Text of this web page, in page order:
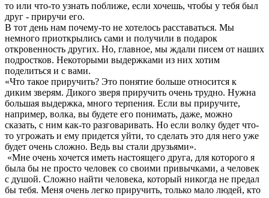
то или что-то узнать поближе, если хочешь, чтобы у тебя был
друг - приручи его.
В тот день нам почему-то не хотелось расставаться. Мы
немного приоткрылись сами и получили в подарок
откровенность других. Но, главное, мы ждали писем от наших
подростков. Некоторыми выдержками из них хотим
поделиться и с вами.
«Что такое приручить? Это понятие больше относится к
диким зверям. Дикого зверя приручить очень трудно. Нужна
большая выдержка, много терпения. Если вы приручите,
например, волка, вы будете его понимать, даже, можно
сказать, с ним как-то разговаривать. Но если волку будет что-
то угрожать и ему придется уйти, то сделать это для него уже
будет очень сложно. Ведь вы стали друзьями».
«Мне очень хочется иметь настоящего друга, для которого я
была бы не просто человек со своими привычками, а человек
с душой. Сложно найти человека, который никогда не предал
бы тебя. Меня очень легко приручить, только мало людей, кто